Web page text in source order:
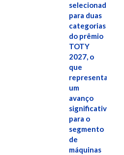
selecionado
para duas
categorias
do prêmio
TOTY
2027, o
que
representa
um
avanço
significativo
para o
segmento
de
máquinas